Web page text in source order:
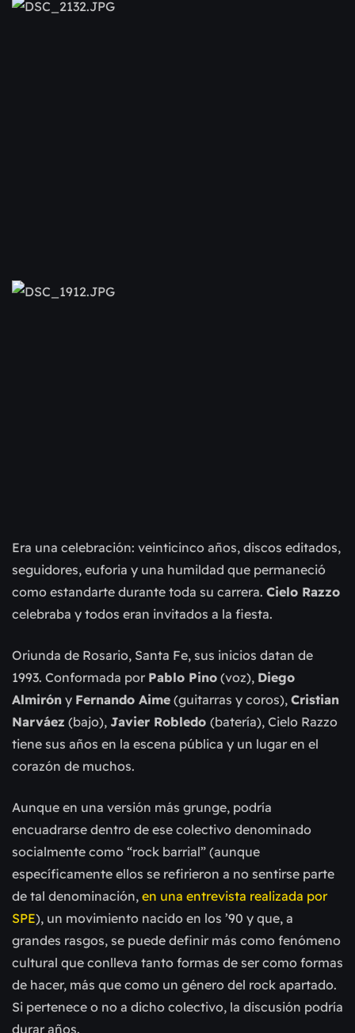
Era una celebración: veinticinco años, discos editados,
seguidores, euforia y una humildad que permaneció
como estandarte durante toda su carrera. Cielo Razzo
celebraba y todos eran invitados a la fiesta.
Oriunda de Rosario, Santa Fe, sus inicios datan de
1993. Conformada por Pablo Pino (voz), Diego
Almirón y Fernando Aime (guitarras y coros), Cristian
Narváez (bajo), Javier Robledo (batería), Cielo Razzo
tiene sus años en la escena pública y un lugar en el
corazón de muchos.
Aunque en una versión más grunge, podría
encuadrarse dentro de ese colectivo denominado
socialmente como “rock barrial” (aunque
específicamente ellos se refirieron a no sentirse parte
de tal denominación, en una entrevista realizada por
SPE), un movimiento nacido en los ’90 y que, a
grandes rasgos, se puede definir más como fenómeno
cultural que conlleva tanto formas de ser como formas
de hacer, más que como un género del rock apartado.
Si pertenece o no a dicho colectivo, la discusión podría
durar años.